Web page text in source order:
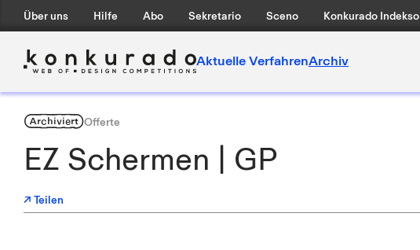
Über uns Hilfe Abo Sekretario Sceno Konkurado Indekso
Aktuelle VerfahrenArchiv
ArchiviertOfferte
EZ Schermen | GP
↗ Teilen